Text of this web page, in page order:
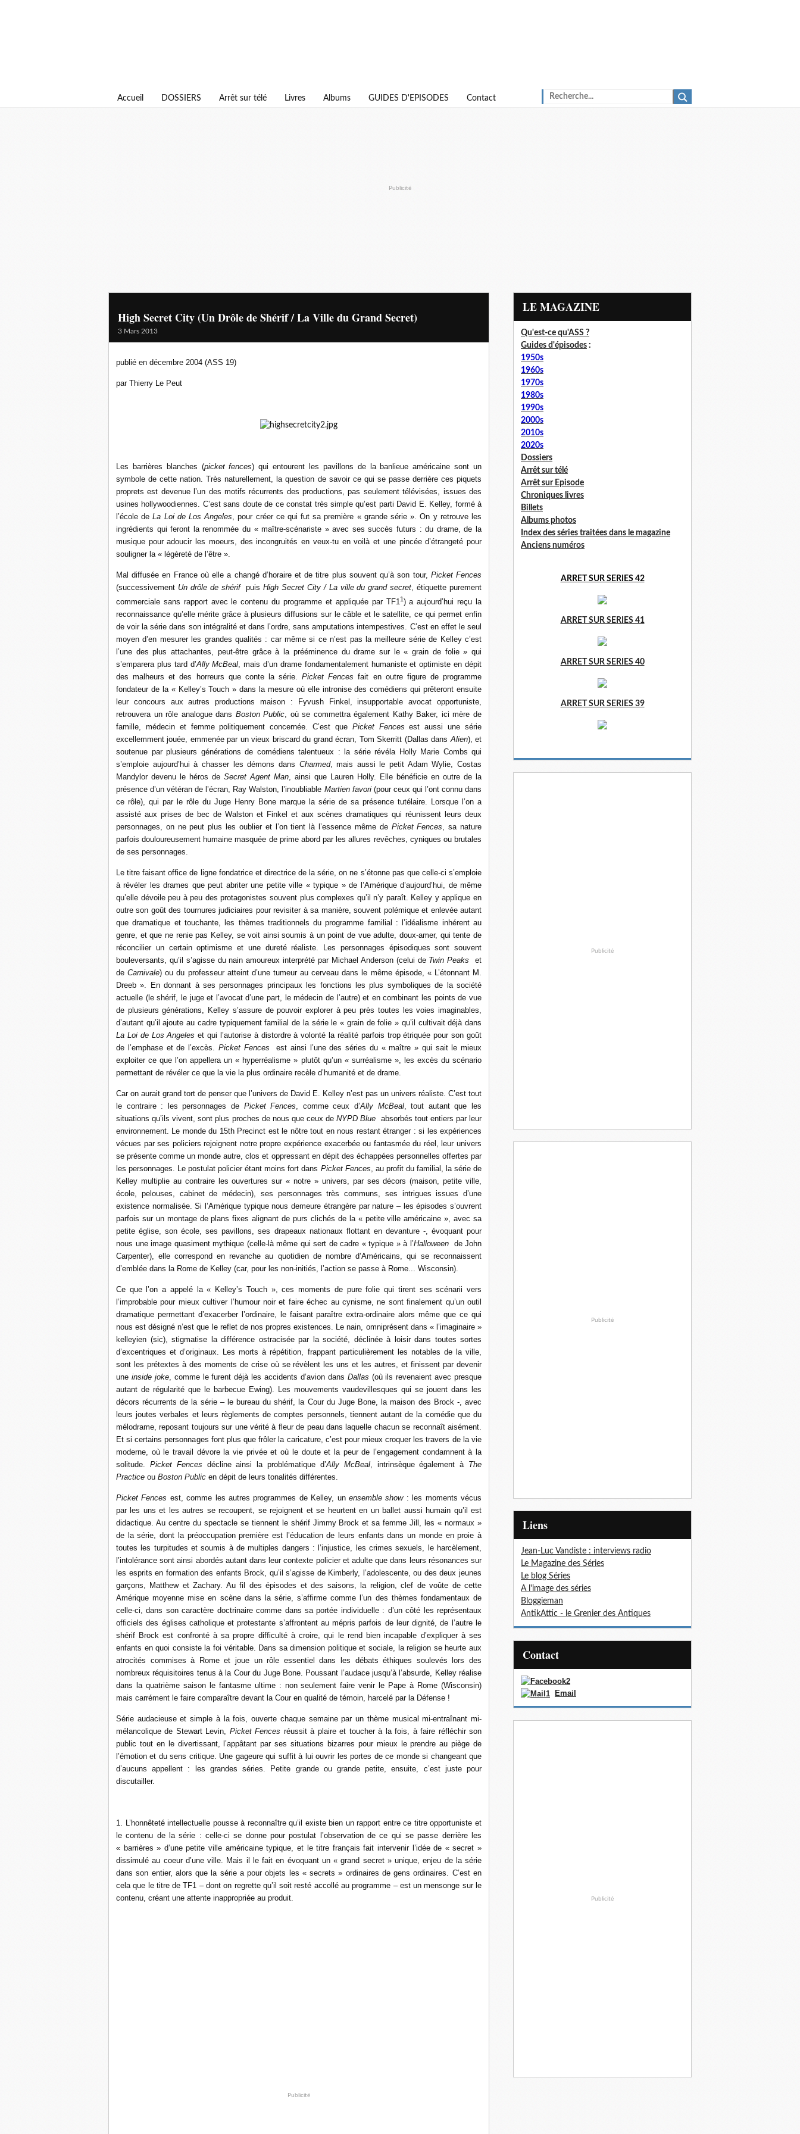
Accueil DOSSIERS Arrêt sur télé Livres Albums GUIDES D'EPISODES Contact
Publicité
High Secret City (Un Drôle de Shérif / La Ville du Grand Secret)
3 Mars 2013
publié en décembre 2004 (ASS 19)
par Thierry Le Peut
Les barrières blanches (picket fences) qui entourent les pavillons de la banlieue américaine sont un
symbole de cette nation. Très naturellement, la question de savoir ce qui se passe derrière ces piquets
proprets est devenue l’un des motifs récurrents des productions, pas seulement télévisées, issues des
usines hollywoodiennes. C’est sans doute de ce constat très simple qu’est parti David E. Kelley, formé à
l’école deLa Loi de Los Angeles, pour créer ce qui fut sa première « grande série ». On y retrouve les
ingrédients qui feront la renommée du « maître-scénariste » avec ses succès futurs : du drame, de la
musique pour adoucir les moeurs, des incongruités en veux-tu en voilà et une pincée d’étrangeté pour
souligner la « légèreté de l’être ».
Mal diffusée en France où elle a changé d’horaire et de titre plus souvent qu’à son tour, Picket Fences
(successivement Un drôle de shérif puisHigh Secret City / La ville du grand secret, étiquette purement
commerciale sans rapport avec le contenu du programme et appliquée par TF11) a aujourd’hui reçu la
reconnaissance qu’elle mérite grâce à plusieurs diffusions sur le câble et le satellite, ce qui permet enfin
de voir la série dans son intégralité et dans l’ordre, sans amputations intempestives. C’est en effet le seul
moyen d’en mesurer les grandes qualités : car même si ce n’est pas la meilleure série de Kelley c’est
l’une des plus attachantes, peut-être grâce à la prééminence du drame sur le « grain de folie » qui
s’emparera plus tard d’Ally McBeal, mais d’un drame fondamentalement humaniste et optimiste en dépit
des malheurs et des horreurs que conte la série.Picket Fences fait en outre figure de programme
fondateur de la « Kelley’s Touch » dans la mesure où elle intronise des comédiens qui prêteront ensuite
leur concours aux autres productions maison : Fyvush Finkel, insupportable avocat opportuniste,
retrouvera un rôle analogue dans Boston Public, où se commettra également Kathy Baker, ici mère de
famille, médecin et femme politiquement concernée. C’est que Picket Fences est aussi une série
excellemment jouée, emmenée par un vieux briscard du grand écran, Tom Skerritt (Dallas dansAlien), et
soutenue par plusieurs générations de comédiens talentueux : la série révéla Holly Marie Combs qui
s’emploie aujourd’hui à chasser les démons dans Charmed, mais aussi le petit Adam Wylie, Costas
Mandylor devenu le héros de Secret Agent Man, ainsi que Lauren Holly. Elle bénéficie en outre de la
présence d’un vétéran de l’écran, Ray Walston, l’inoubliable Martien favori(pour ceux qui l’ont connu dans
ce rôle), qui par le rôle du Juge Henry Bone marque la série de sa présence tutélaire. Lorsque l’on a
assisté aux prises de bec de Walston et Finkel et aux scènes dramatiques qui réunissent leurs deux
personnages, on ne peut plus les oublier et l’on tient là l’essence même de Picket Fences, sa nature
parfois douloureusement humaine masquée de prime abord par les allures revêches, cyniques ou brutales
de ses personnages.
Le titre faisant office de ligne fondatrice et directrice de la série, on ne s’étonne pas que celle-ci s’emploie
à révéler les drames que peut abriter une petite ville « typique » de l’Amérique d’aujourd’hui, de même
qu’elle dévoile peu à peu des protagonistes souvent plus complexes qu’il n’y paraît. Kelley y applique en
outre son goût des tournures judiciaires pour revisiter à sa manière, souvent polémique et enlevée autant
que dramatique et touchante, les thèmes traditionnels du programme familial : l’idéalisme inhérent au
genre, et que ne renie pas Kelley, se voit ainsi soumis à un point de vue adulte, doux-amer, qui tente de
réconcilier un certain optimisme et une dureté réaliste. Les personnages épisodiques sont souvent
bouleversants, qu’il s’agisse du nain amoureux interprété par Michael Anderson (celui de Twin Peaks
et
deCarnivale) ou du professeur atteint d’une tumeur au cerveau dans le même épisode, « L’étonnant M.
Dreeb ». En donnant à ses personnages principaux les fonctions les plus symboliques de la société
actuelle (le shérif, le juge et l’avocat d’une part, le médecin de l’autre) et en combinant les points de vue
de plusieurs générations, Kelley s’assure de pouvoir explorer à peu près toutes les voies imaginables,
d’autant qu’il ajoute au cadre typiquement familial de la série le « grain de folie » qu’il cultivait déjà dans
La Loi de Los Angeles et qui l’autorise à distordre à volonté la réalité parfois trop étriquée pour son goût
de l’emphase et de l’excès. Picket Fences est ainsi l’une des séries du « maître » qui sait le mieux
exploiter ce que l’on appellera un « hyperréalisme » plutôt qu’un « surréalisme », les excès du scénario
permettant de révéler ce que la vie la plus ordinaire recèle d’humanité et de drame.
Car on aurait grand tort de penser que l’univers de David E. Kelley n’est pas un univers réaliste. C’est tout
le contraire : les personnages de Picket Fences, comme ceux d’Ally McBeal, tout autant que les
situations qu’ils vivent, sont plus proches de nous que ceux deNYPD Blue absorbés tout entiers par leur
environnement. Le monde du 15th Precinct est le nôtre tout en nous restant étranger : si les expériences
vécues par ses policiers rejoignent notre propre expérience exacerbée ou fantasmée du réel, leur univers
se présente comme un monde autre, clos et oppressant en dépit des échappées personnelles offertes par
les personnages. Le postulat policier étant moins fort dans Picket Fences, au profit du familial, la série de
Kelley multiplie au contraire les ouvertures sur « notre » univers, par ses décors (maison, petite ville,
école, pelouses, cabinet de médecin), ses personnages très communs, ses intrigues issues d’une
existence normalisée. Si l’Amérique typique nous demeure étrangère par nature – les épisodes s’ouvrent
parfois sur un montage de plans fixes alignant de purs clichés de la « petite ville américaine », avec sa
petite église, son école, ses pavillons, ses drapeaux nationaux flottant en devanture -, évoquant pour
nous une image quasiment mythique (celle-là même qui sert de cadre « typique » à l’Halloweende John
Carpenter), elle correspond en revanche au quotidien de nombre d’Américains, qui se reconnaissent
d’emblée dans la Rome de Kelley (car, pour les non-initiés, l’action se passe à Rome... Wisconsin).
Ce que l’on a appelé la « Kelley’s Touch », ces moments de pure folie qui tirent ses scénarii vers
l’improbable pour mieux cultiver l’humour noir et faire échec au cynisme, ne sont finalement qu’un outil
dramatique permettant d’exacerber l’ordinaire, le faisant paraître extra-ordinaire alors même que ce qui
nous est désigné n’est que le reflet de nos propres existences. Le nain, omniprésent dans « l’imaginaire »
kelleyien (sic), stigmatise la différence ostracisée par la société, déclinée à loisir dans toutes sortes
d’excentriques et d’originaux. Les morts à répétition, frappant particulièrement les notables de la ville,
sont les prétextes à des moments de crise où se révèlent les uns et les autres, et finissent par devenir
une inside joke, comme le furent déjà les accidents d’avion dans Dallas (où ils revenaient avec presque
autant de régularité que le barbecue Ewing). Les mouvements vaudevillesques qui se jouent dans les
décors récurrents de la série – le bureau du shérif, la Cour du Juge Bone, la maison des Brock -, avec
leurs joutes verbales et leurs règlements de comptes personnels, tiennent autant de la comédie que du
mélodrame, reposant toujours sur une vérité à fleur de peau dans laquelle chacun se reconnaît aisément.
Et si certains personnages font plus que frôler la caricature, c’est pour mieux croquer les travers de la vie
moderne, où le travail dévore la vie privée et où le doute et la peur de l’engagement condamnent à la
solitude. Picket Fences décline ainsi la problématique d’Ally McBeal, intrinsèque également à The
Practice ou Boston Public en dépit de leurs tonalités différentes.
Picket Fences est, comme les autres programmes de Kelley, unensemble show: les moments vécus
par les uns et les autres se recoupent, se rejoignent et se heurtent en un ballet aussi humain qu’il est
didactique. Au centre du spectacle se tiennent le shérif Jimmy Brock et sa femme Jill, les « normaux »
de la série, dont la préoccupation première est l’éducation de leurs enfants dans un monde en proie à
toutes les turpitudes et soumis à de multiples dangers : l’injustice, les crimes sexuels, le harcèlement,
l’intolérance sont ainsi abordés autant dans leur contexte policier et adulte que dans leurs résonances sur
les esprits en formation des enfants Brock, qu’il s’agisse de Kimberly, l’adolescente, ou des deux jeunes
garçons, Matthew et Zachary. Au fil des épisodes et des saisons, la religion, clef de voûte de cette
Amérique moyenne mise en scène dans la série, s’affirme comme l’un des thèmes fondamentaux de
celle-ci, dans son caractère doctrinaire comme dans sa portée individuelle : d’un côté les représentaux
officiels des églises catholique et protestante s’affrontent au mépris parfois de leur dignité, de l’autre le
shérif Brock est confronté à sa propre difficulté à croire, qui le rend bien incapable d’expliquer à ses
enfants en quoi consiste la foi véritable. Dans sa dimension politique et sociale, la religion se heurte aux
atrocités commises à Rome et joue un rôle essentiel dans les débats éthiques soulevés lors des
nombreux réquisitoires tenus à la Cour du Juge Bone. Poussant l’audace jusqu’à l’absurde, Kelley réalise
dans la quatrième saison le fantasme ultime : non seulement faire venir le Pape à Rome (Wisconsin)
mais carrément le faire comparaître devant la Cour en qualité de témoin, harcelé par la Défense !
Série audacieuse et simple à la fois, ouverte chaque semaine par un thème musical mi-entraînant mi-
mélancolique de Stewart Levin, Picket Fences réussit à plaire et toucher à la fois, à faire réfléchir son
public tout en le divertissant, l’appâtant par ses situations bizarres pour mieux le prendre au piège de
l’émotion et du sens critique. Une gageure qui suffit à lui ouvrir les portes de ce monde si changeant que
d’aucuns appellent : les grandes séries. Petite grande ou grande petite, ensuite, c’est juste pour
discutailler.
1. L’honnêteté intellectuelle pousse à reconnaître qu’il existe bien un rapport entre ce titre opportuniste et
le contenu de la série : celle-ci se donne pour postulat l’observation de ce qui se passe derrière les
« barrières » d’une petite ville américaine typique, et le titre français fait intervenir l’idée de « secret »
dissimulé au coeur d’une ville. Mais il le fait en évoquant un « grand secret » unique, enjeu de la série
dans son entier, alors que la série a pour objets les « secrets » ordinaires de gens ordinaires. C’est en
cela que le titre de TF1 – dont on regrette qu’il soit resté accollé au programme – est un mensonge sur le
contenu, créant une attente inappropriée au produit.
Publicité
LE MAGAZINE
Qu'est-ce qu'ASS ?
Guides d'épisodes :
1950s
1960s
1970s
1980s
1990s
2000s
2010s
2020s
Dossiers
Arrêt sur télé
Arrêt sur Episode
Chroniques livres
Billets
Albums photos
Index des séries traitées dans le magazine
Anciens numéros
ARRET SUR SERIES 42
ARRET SUR SERIES 41
ARRET SUR SERIES 40
ARRET SUR SERIES 39
Publicité
Publicité
Liens
Jean-Luc Vandiste : interviews radio
Le Magazine des Séries
Le blog Séries
A l'image des séries
Bloggieman
AntikAttic - le Grenier des Antiques
Contact
Email
Publicité